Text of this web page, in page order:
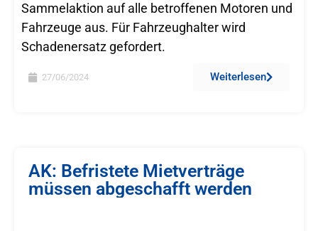
Sammelaktion auf alle betroffenen Motoren und
Fahrzeuge aus. Für Fahrzeughalter wird
Schadenersatz gefordert.
27/06/2024 Weiterlesen
AK: Befristete Mietverträge
müssen abgeschafft werden